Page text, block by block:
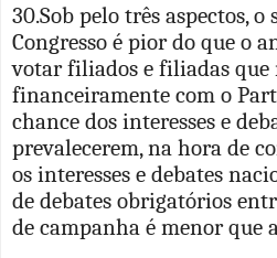
30.Sob pelo três aspectos,
Congresso é pior do que o
votar filiados e filiadas
financeiramente com o
chance dos interesses e
prevalecerem, na hora de
os interesses e debates
de debates obrigatórios
de campanha é menor que